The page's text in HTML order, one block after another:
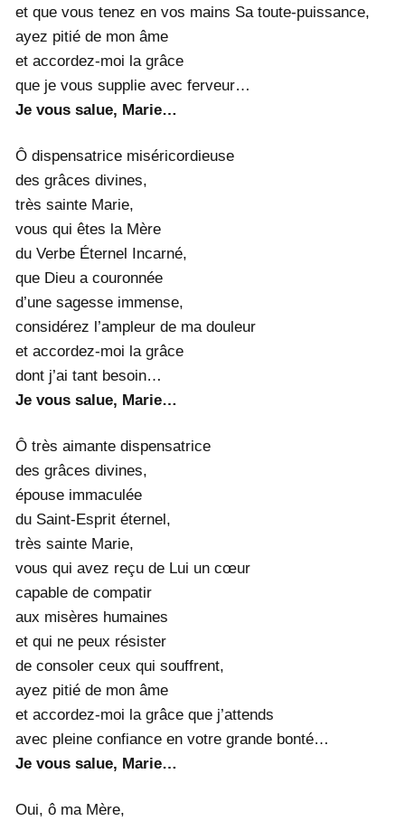
et que vous tenez en vos mains Sa toute-puissance,
ayez pitié de mon âme
et accordez-moi la grâce
que je vous supplie avec ferveur…
Je vous salue, Marie…
Ô dispensatrice miséricordieuse
des grâces divines,
très sainte Marie,
vous qui êtes la Mère
du Verbe Éternel Incarné,
que Dieu a couronnée
d’une sagesse immense,
considérez l’ampleur de ma douleur
et accordez-moi la grâce
dont j’ai tant besoin…
Je vous salue, Marie…
Ô très aimante dispensatrice
des grâces divines,
épouse immaculée
du Saint-Esprit éternel,
très sainte Marie,
vous qui avez reçu de Lui un cœur
capable de compatir
aux misères humaines
et qui ne peux résister
de consoler ceux qui souffrent,
ayez pitié de mon âme
et accordez-moi la grâce que j’attends
avec pleine confiance en votre grande bonté…
Je vous salue, Marie…
Oui, ô ma Mère,